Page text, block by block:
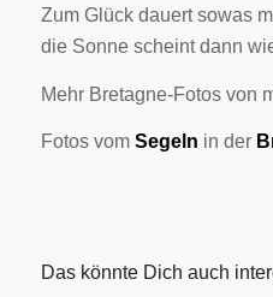
Zum Glück dauert sowas
die Sonne scheint dann
Mehr Bretagne-Fotos von
Fotos vom Segeln in der
Das könnte Dich auch